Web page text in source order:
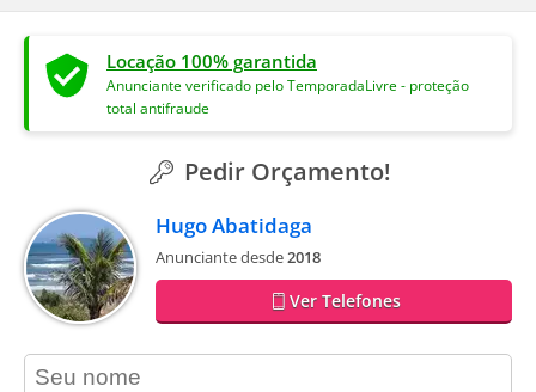
Locação 100% garantida
Anunciante verificado pelo TemporadaLivre - proteção
total antifraude
Pedir Orçamento!
Hugo Abatidaga
Anunciante desde2018
Ver Telefones
contact_name